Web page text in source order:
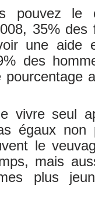
pouvez le
35%
une aide
des
vivre seul
égaux non
le
mais
plus